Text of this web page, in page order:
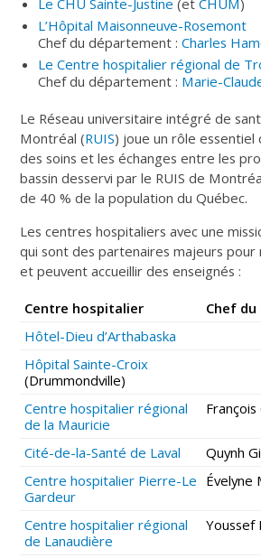
L’Hôpital Maisonneuve-Rosemont
Chef du département :Charles
Le Centre hospitalier régional de
Chef du département : Marie-
Le Réseau universitaire intégré de
Montréal (RUIS) joue un rôle essentiel
des soins et les échanges entre les
bassin desservi par le RUIS de
de 40 % de la population du Québec.
Les centres hospitaliers avec une
qui sont des partenaires majeurs
et peuvent accueillir des enseignés :
Centre hospitalier
Chef
Hôtel-Dieu d’Arthabaska
Hôpital Sainte-Croix
(Drummondville)
Centre hospitalier régional
de la Mauricie
Cité-de-la-Santé de Laval
Quynh
Centre hospitalier Pierre-Le
Gardeur
Évelyne
Centre hospitalier régional
de Lanaudière
Youssef